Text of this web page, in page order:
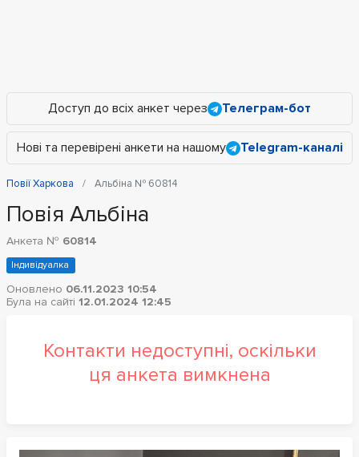
Доступ до всіх анкет через Телеграм-бот
Нові та перевірені анкети на нашому Telegram-каналі
Повії Харкова Альбіна № 60814
Повія Альбіна
Анкета № 60814
Індивідуалка
Оновлено 06.11.2023 10:54
Була на сайті 12.01.2024 12:45
Контакти недоступні, оскільки
ця анкета вимкнена